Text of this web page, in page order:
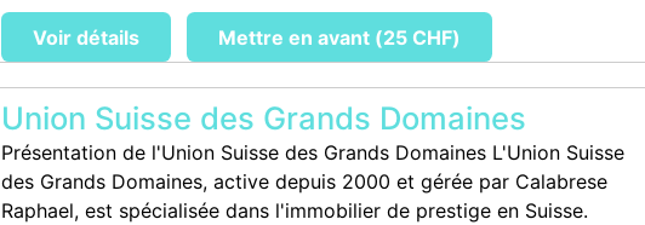
Voir détails Mettre en avant (25 CHF)
Union Suisse des Grands Domaines
Présentation de l'Union Suisse des Grands Domaines L'Union Suisse
des Grands Domaines, active depuis 2000 et gérée par Calabrese
Raphael, est spécialisée dans l'immobilier de prestige en Suisse.